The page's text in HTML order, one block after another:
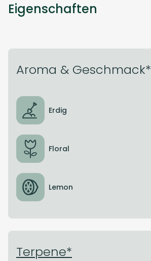
Eigenschaften
Aroma & Geschmack*
Erdig
Floral
Lemon
Terpene*